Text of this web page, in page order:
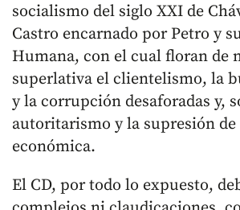
socialismo del siglo XXI de
Castro encarnado por Petro y
Humana, con el cual floran de
superlativa el clientelismo, la
y la corrupción desaforadas y,
autoritarismo y la supresión
económica.
El CD, por todo lo expuesto,